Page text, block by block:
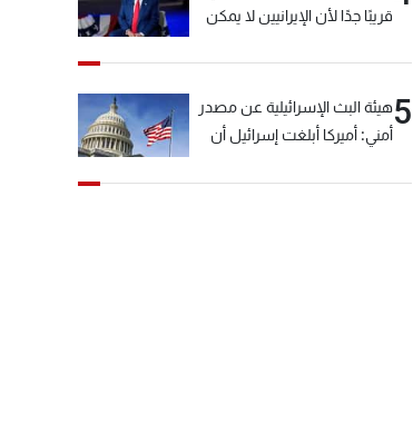
قريبًا جدًا لأن الإيرانيين لا يمكن
5هيئة البث الإسرائيلية عن مصدر
أمني: أميركا أبلغت إسرائيل أن